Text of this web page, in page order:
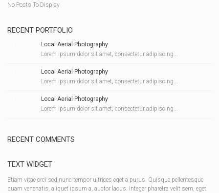
No Posts To Display
RECENT PORTFOLIO
Local Aerial Photography
Lorem ipsum dolor sit amet, consectetur adipiscing...
Local Aerial Photography
Lorem ipsum dolor sit amet, consectetur adipiscing...
Local Aerial Photography
Lorem ipsum dolor sit amet, consectetur adipiscing...
RECENT COMMENTS
TEXT WIDGET
Etiam vitae orci sed nunc tempor ultrices eget a purus. Quisque pellentesque
quam venenatis, aliquet ipsum a, auctor lacus. Integer pharetra velit sem, eget